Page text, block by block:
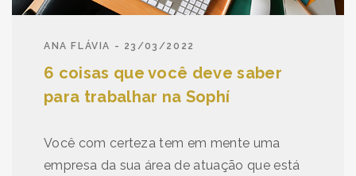
ANA FLÁVIA - 23/03/2022
6 coisas que você deve saber
para trabalhar na Sophí
Você com certeza tem em mente uma
empresa da sua área de atuação que está